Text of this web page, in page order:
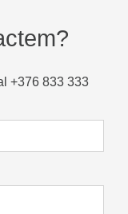
+376 833 333